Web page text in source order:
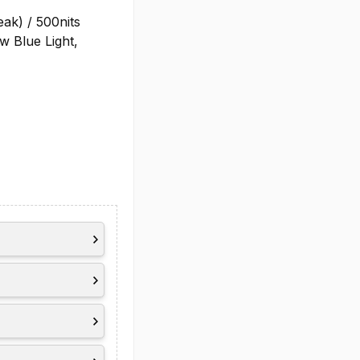
/ 500nits
Blue Light,